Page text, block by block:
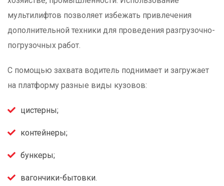
мультилифтов позволяет избежать привлечения
дополнительной техники для проведения разгрузочно-
погрузочных работ.
С помощью захвата водитель поднимает и загружает
на платформу разные виды кузовов:
цистерны;
контейнеры;
бункеры;
вагончики-бытовки.